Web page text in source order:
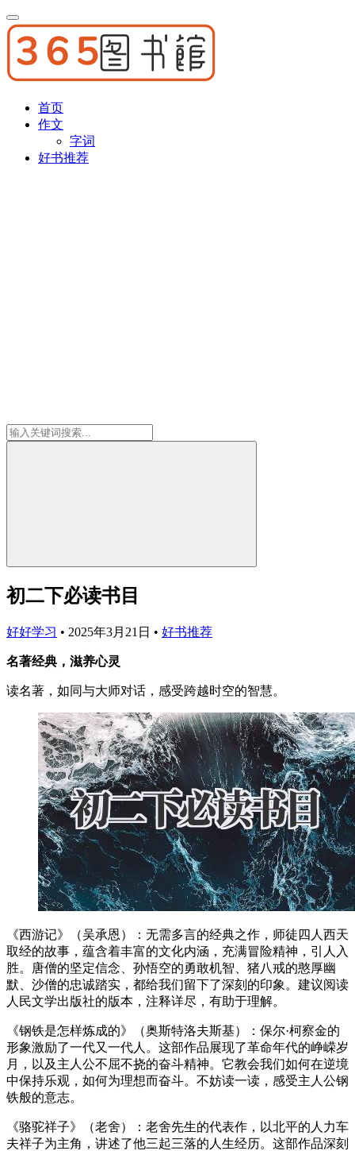
首页
作文
字词
好书推荐
初二下必读书目
好好学习 • 2025年3月21日 • 好书推荐
名著经典，滋养心灵
读名著，如同与大师对话，感受跨越时空的智慧。
《西游记》（吴承恩）：无需多言的经典之作，师徒四人西天
取经的故事，蕴含着丰富的文化内涵，充满冒险精神，引人入
胜。唐僧的坚定信念、孙悟空的勇敢机智、猪八戒的憨厚幽
默、沙僧的忠诚踏实，都给我们留下了深刻的印象。建议阅读
人民文学出版社的版本，注释详尽，有助于理解。
《钢铁是怎样炼成的》（奥斯特洛夫斯基）：保尔·柯察金的
形象激励了一代又一代人。这部作品展现了革命年代的峥嵘岁
月，以及主人公不屈不挠的奋斗精神。它教会我们如何在逆境
中保持乐观，如何为理想而奋斗。不妨读一读，感受主人公钢
铁般的意志。
《骆驼祥子》（老舍）：老舍先生的代表作，以北平的人力车
夫祥子为主角，讲述了他三起三落的人生经历。这部作品深刻